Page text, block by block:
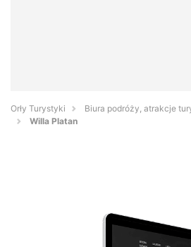
Orły Turystyki
Biura podróży, atrakcje
Willa Platan